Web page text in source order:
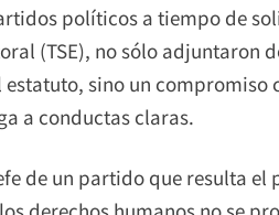
políticos a tiempo de
(TSE), no sólo adjuntaron
sino un compromiso
a conductas claras.
de un partido que resulta